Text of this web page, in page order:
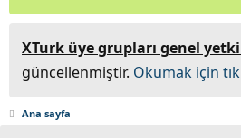
XTurk üye grupları genel
güncellenmiştir. Okumak için
Ana sayfa